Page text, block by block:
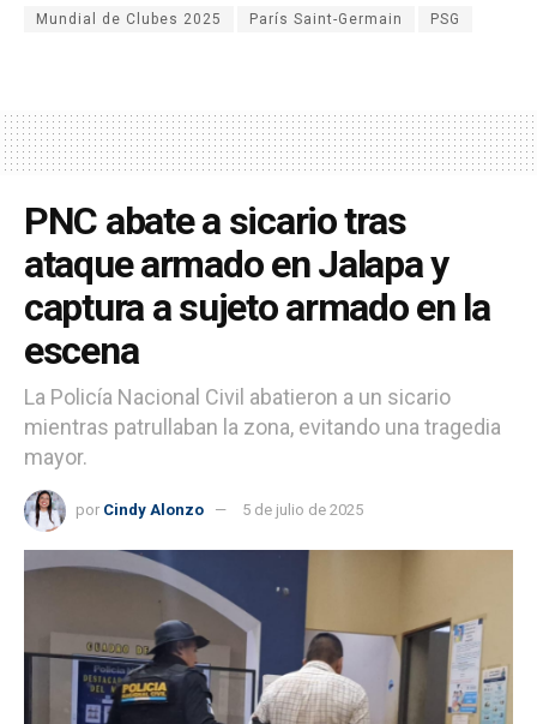
Mundial de Clubes 2025 París Saint-Germain PSG
PNC abate a sicario tras
ataque armado en Jalapa y
captura a sujeto armado en la
escena
La Policía Nacional Civil abatieron a un sicario
mientras patrullaban la zona, evitando una tragedia
mayor.
por Cindy Alonzo 5 de julio de 2025